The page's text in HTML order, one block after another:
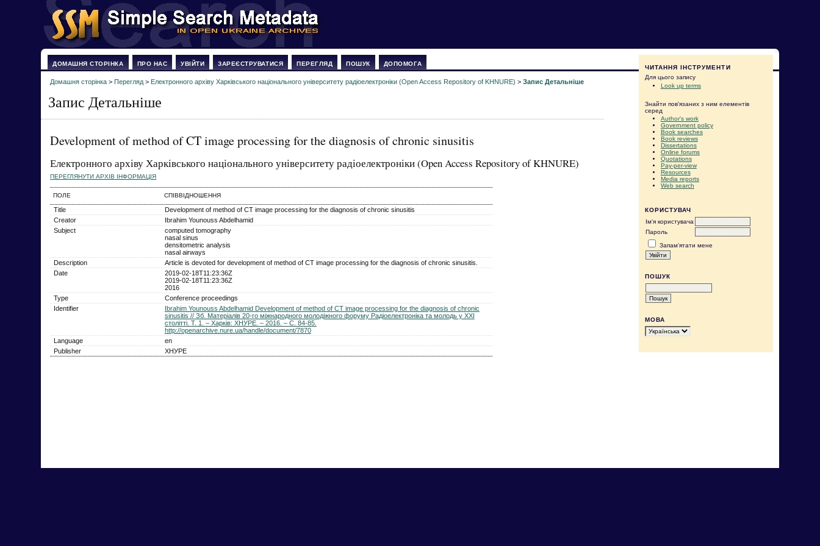
ЧИТАННЯ ІНСТРУМЕНТИ
Для цього запису
Look up terms
Знайти пов'язаних з ним елементів
серед
Author's work
Government policy
Book searches
Book reviews
Dissertations
Online forums
Quotations
Pay-per-view
Resources
Media reports
Web search
КОРИСТУВАЧ
Ім'я користувача
Пароль
Запам'ятати мене
ПОШУК
МОВА
ДОМАШНЯ СТОРІНКА ПРО НАС УВІЙТИ ЗАРЕЄСТРУВАТИСЯ ПЕРЕГЛЯД ПОШУК ДОПОМОГА
Домашня сторінка >Перегляд > Електронного архіву Харківського національного університету радіоелектроніки (Open Access Repository of KHNURE) >Запис Детальніше
Запис Детальніше
Development of method of CT image processing for the diagnosis of chronic sinusitis
Електронного архіву Харківського національного університету радіоелектроніки (Open Access Repository of KHNURE)
ПЕРЕГЛЯНУТИ АРХІВ ІНФОРМАЦІЯ
ПОЛЕ СПІВВІДНОШЕННЯ
Title
Development of method of CT image processing for the diagnosis of chronic sinusitis
Creator
Ibrahim Younouss Abdelhamid
Subject
computed tomography
nasal sinus
densitometric analysis
nasal airways
Description
Article is devoted for development of method of CT image processing for the diagnosis of chronic sinusitis.
Date
2019-02-18T11:23:36Z
2019-02-18T11:23:36Z
2016
Type
Conference proceedings
Identifier
Ibrahim Younouss Abdelhamid Development of method of CT image processing for the diagnosis of chronic
sinusitis // Зб. Матеріалів 20-го міжнародного молодіжного форуму Радіоелектроніка та молодь у XXI
столітті. Т. 1. – Харків: ХНУРЕ. – 2016. – С. 84-85.
http://openarchive.nure.ua/handle/document/7870
Language
en
Publisher
ХНУРЕ